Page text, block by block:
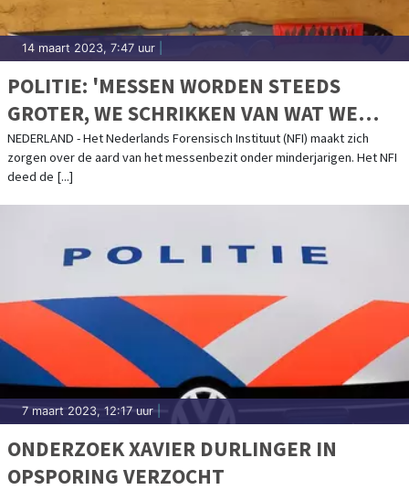
14 maart 2023, 7:47 uur
POLITIE: 'MESSEN WORDEN STEEDS
GROTER, WE SCHRIKKEN VAN WAT WE
ZIEN’
NEDERLAND - Het Nederlands Forensisch Instituut (NFI) maakt zich
zorgen over de aard van het messenbezit onder minderjarigen. Het NFI
deed de [...]
7 maart 2023, 12:17 uur|
ONDERZOEK XAVIER DURLINGER IN
OPSPORING VERZOCHT